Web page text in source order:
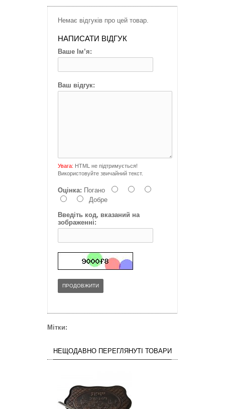
Немає відгуків про цей товар.
НАПИСАТИ ВІДГУК
Ваше Ім’я:
Ваш відгук:
Увага: HTML не підтримується!
Використовуйте звичайний текст.
Оцінка: Погано
Добре
Введіть код, вказаний на
зображенні:
ПРОДОВЖИТИ
Мітки:
НЕЩОДАВНО ПЕРЕГЛЯНУТІ ТОВАРИ